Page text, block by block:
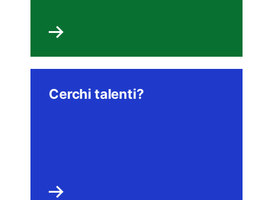
Cerchi talenti?